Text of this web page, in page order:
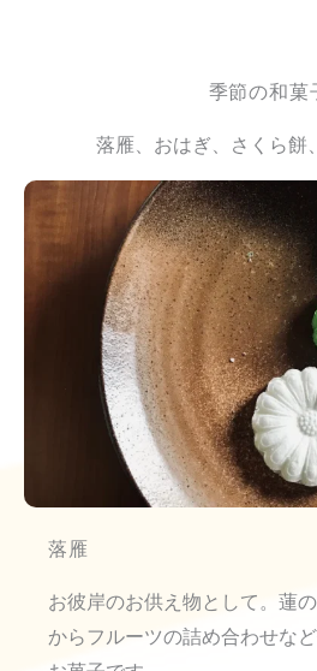
季節の和菓
落雁、おはぎ、さくら餅
落雁
お彼岸のお供え物として。蓮
からフルーツの詰め合わせな